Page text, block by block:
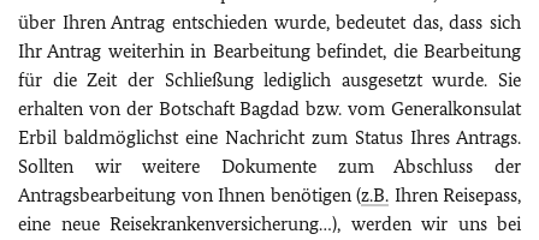
über Ihren Antrag entschieden wurde, bedeutet das, dass sich
Ihr Antrag weiterhin in Bearbeitung befindet, die Bearbeitung
für die Zeit der Schließung lediglich ausgesetzt wurde. Sie
erhalten von der Botschaft Bagdad bzw. vom Generalkonsulat
Erbil baldmöglichst eine Nachricht zum Status Ihres Antrags.
Sollten wir weitere Dokumente zum Abschluss der
Antragsbearbeitung von Ihnen benötigen (z.B. Ihren Reisepass,
eine neue Reisekrankenversicherung…), werden wir uns bei